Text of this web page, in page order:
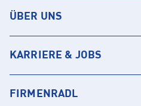
ÜBER UNS
KARRIERE & JOBS
FIRMENRADL